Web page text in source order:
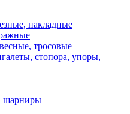
накладные
тросовые
стопора, упоры,
шарниры